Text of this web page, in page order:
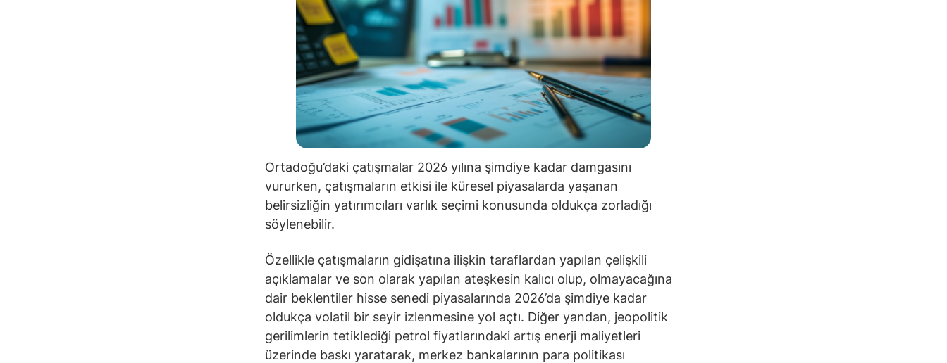
Ortadoğu’daki çatışmalar 2026 yılına şimdiye kadar damgasını
vururken, çatışmaların etkisi ile küresel piyasalarda yaşanan
belirsizliğin yatırımcıları varlık seçimi konusunda oldukça zorladığı
söylenebilir.
Özellikle çatışmaların gidişatına ilişkin taraflardan yapılan çelişkili
açıklamalar ve son olarak yapılan ateşkesin kalıcı olup, olmayacağına
dair beklentiler hisse senedi piyasalarında 2026’da şimdiye kadar
oldukça volatil bir seyir izlenmesine yol açtı. Diğer yandan, jeopolitik
gerilimlerin tetiklediği petrol fiyatlarındaki artış enerji maliyetleri
üzerinde baskı yaratarak, merkez bankalarının para politikası